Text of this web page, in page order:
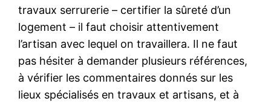
travaux serrurerie – certifier la sûreté d’un
logement – il faut choisir attentivement
l’artisan avec lequel on travaillera. Il ne faut
pas hésiter à demander plusieurs références,
à vérifier les commentaires donnés sur les
lieux spécialisés en travaux et artisans, et à